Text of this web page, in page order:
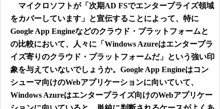
マイクロソフトが「次期AD FSでエンタープライズ領域
をカバーしています」と宣伝することによって、特に
Google App Engineなどのクラウド・プラットフォームと
の比較において、人々に「Windows Azureはエンタープラ
イズ寄りのクラウド・プラットフォームだ」という強い印
象を与えていないでしょうか。Google App Engineはコン
シューマ向けのWebアプリケーションに向いていて、
Windows Azureはエンタープライズ向けのWebアプリケー